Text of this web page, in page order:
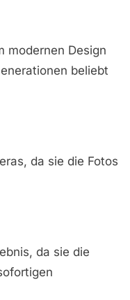
modernen Design
beliebt
da sie die Fotos
da sie die